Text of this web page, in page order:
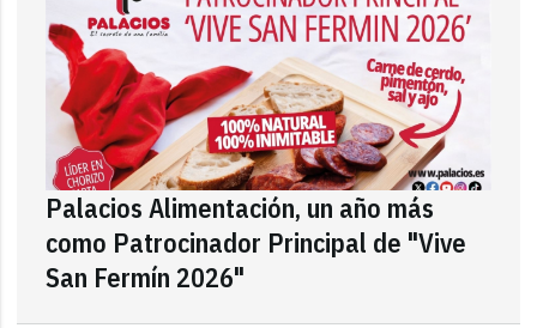
Palacios Alimentación, un año más
como Patrocinador Principal de "Vive
San Fermín 2026"